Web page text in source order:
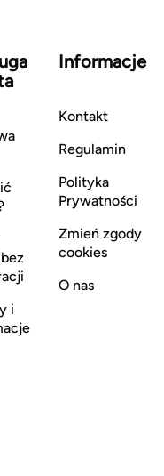
i
Informacje
Kontakt
Regulamin
Polityka
Prywatności
Zmień zgody
cookies
O nas